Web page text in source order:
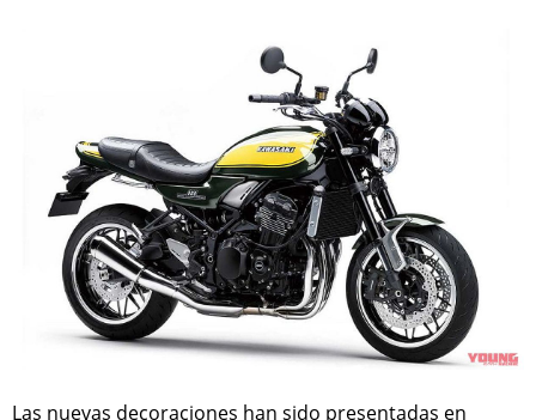
Las nuevas decoraciones han sido presentadas en